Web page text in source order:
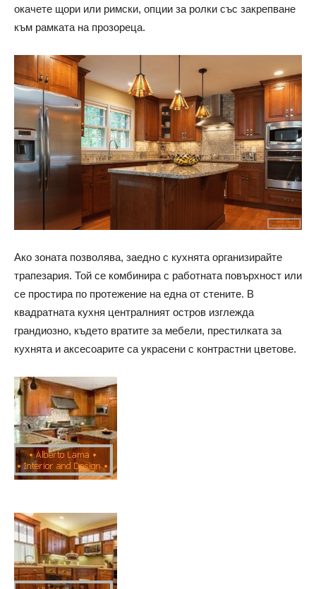
окачете щори или римски, опции за ролки със закрепване
към рамката на прозореца.
Ако зоната позволява, заедно с кухнята организирайте
трапезария. Той се комбинира с работната повърхност или
се простира по протежение на една от стените. В
квадратната кухня централният остров изглежда
грандиозно, където вратите за мебели, престилката за
кухнята и аксесоарите са украсени с контрастни цветове.